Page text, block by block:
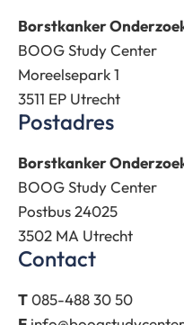
Borstkanker
BOOG Study Center
Moreelsepark 1
3511 EP Utrecht
Postadres
Borstkanker
BOOG Study Center
Postbus 24025
3502 MA Utrecht
Contact
T085-488 30 50